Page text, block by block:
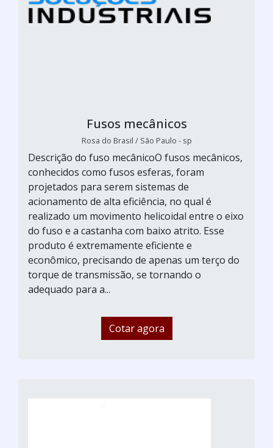
Fusos mecânicos
Rosa do Brasil / São Paulo - sp
Descrição do fuso mecânicoO fusos mecânicos,
conhecidos como fusos esferas, foram
projetados para serem sistemas de
acionamento de alta eficiência, no qual é
realizado um movimento helicoidal entre o eixo
do fuso e a castanha com baixo atrito. Esse
produto é extremamente eficiente e
econômico, precisando de apenas um terço do
torque de transmissão, se tornando o
adequado para a...
Cotar agora